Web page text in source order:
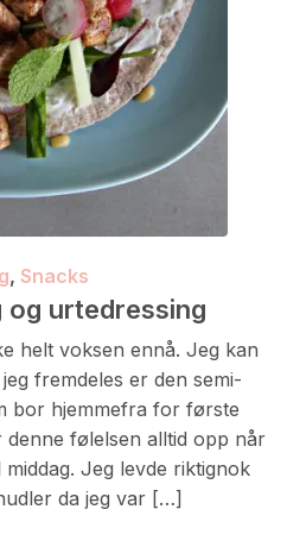
, Snacks
og urtedressing
helt voksen ennå. Jeg kan
fremdeles er den semi-
bor hjemmefra for første
følelsen alltid opp når
Jeg levde riktignok
da jeg var […]